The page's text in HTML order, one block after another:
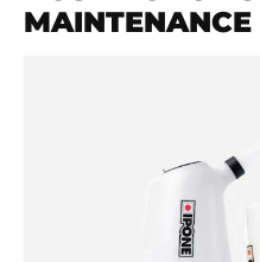
MAINTENANCE